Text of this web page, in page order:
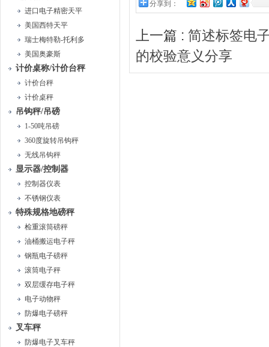
进口电子精密天平
美国西特天平
瑞士梅特勒-托利多
美国奥豪斯
计价桌称/计价台秤
计价台秤
计价桌秤
吊钩秤/吊磅
1-50吨吊磅
360度旋转吊钩秤
无线吊钩秤
显示器/控制器
控制器仪表
不锈钢仪表
特殊规格地磅秤
检重滚筒磅秤
油桶搬运电子秤
钢瓶电子磅秤
滚筒电子秤
双层缓存电子秤
电子动物秤
防爆电子磅秤
叉车秤
防爆电子叉车秤
分享到：
上一篇 : 简述标签电
的校验意义分享